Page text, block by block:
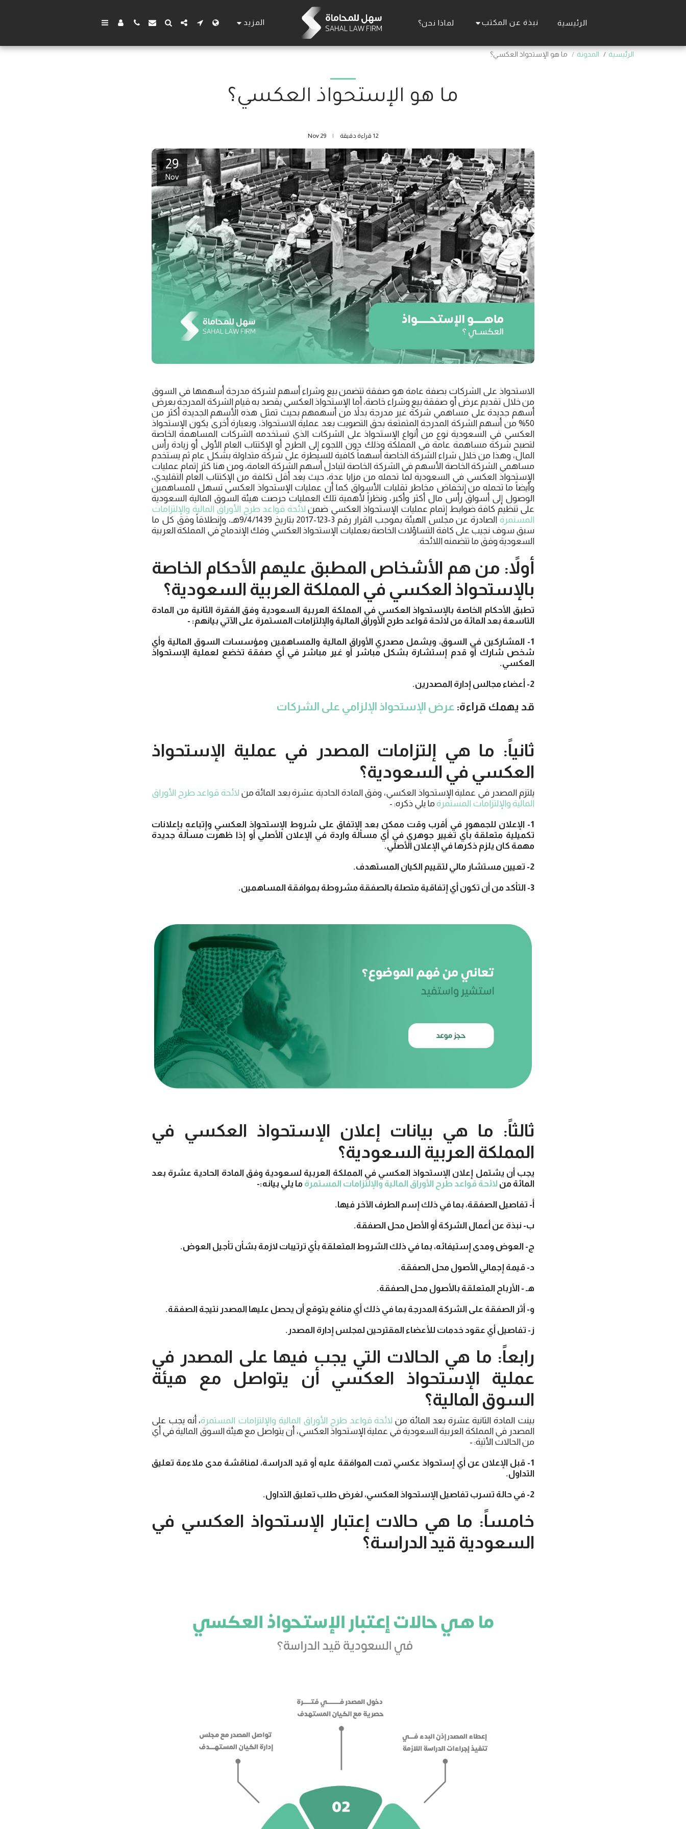
الرئيسية نبذة عن المكتب لماذا نحن؟ المزيد
الرئيسية المدونة ما هو الإستحواذ العكسي؟
ما هو الإستحواذ العكسي؟
12 قراءة دقيقة 29
Nov
29
Nov
الاستحواذ على الشركات بصفة عامة هو صفقة تتضمن بيع وشراء أسهم لشركة مدرجة أسهمها في السوق
من خلال تقديم عرض أو صفقة بيع وشراء خاصة، أما الإستحواذ العكسي يقصد به قيام الشركة المدرجة بعرض
أسهم جديدة على مساهمي شركة غير مدرجة بدلاً من أسهمهم بحيث تمثل هذه الأسهم الجديدة أكثر من
50% من أسهم الشركة المدرجة المتمتعة بحق التصويت بعد عملية الاستحواذ، وبعبارة أخرى يكون الإستحواذ
العكسي في السعودية نوع من أنواع الإستحواذ على الشركات الذي تستخدمه الشركات المساهمة الخاصة
لتصبح شركة مساهمة عامة في المملكة وذلك دون اللجوء إلى الطرح أو الإكتتاب العام الأولى أو زيادة رأس
المال، وهذا من خلال شراء الشركة الخاصة أسهماً كافية للسيطرة على شركة متداولة بشكل عام ثم يستخدم
مساهمي الشركة الخاصة الأسهم في الشركة الخاصة لتبادل أسهم الشركة العامة، ومن هنا كثر إتمام عمليات
الإستحواذ العكسي في السعودية لما تحمله من مزايا عدة، حيث يعد أقل تكلفة من الإكتتاب العام التقليدي،
وأيضاً ما تحمله من إنخفاض مخاطر تقلبات الأسواق كما أن عمليات الإستحواذ العكسي تسهل للمساهمين
الوصول إلى أسواق رأس مال أكثر وأكبر، ونظراً لأهمية تلك العمليات حرصت هيئة السوق المالية السعودية
على تنظيم كافة ضوابط إتمام عمليات الإستحواذ العكسي ضمن لائحة قواعد طرح الأوراق المالية والإلتزامات
المستمرة
الصادرة عن مجلس الهيئة بموجب القرار رقم 3-123-2017 بتاريخ 9/4/1439هـ، وإنطلاقاً وفق كل ما
سبق سوف نجيب على كافة التساؤلات الخاصة بعمليات الإستحواذ العكسي وفك الإندماج في المملكة العربية
السعودية وفق ما تتضمنه اللائحة.
أولاً: من هم الأشخاص المطبق عليهم الأحكام الخاصة
بالإستحواذ العكسي في المملكة العربية السعودية؟
تطبق الأحكام الخاصة بالإستحواذ العكسي في المملكة العربية السعودية وفق الفقرة الثانية من المادة
التاسعة بعد المائة من لائحة قواعد طرح الأوراق المالية والإلتزامات المستمرة على الآتي بيانهم: -
1- المشاركين في السوق، ويشمل مصدري الأوراق المالية والمساهمين ومؤسسات السوق المالية وأي
شخص شارك أو قدم إستشارة بشكل مباشر أو غير مباشر في أي صفقة تخضع لعملية الإستحواذ
العكسي.
2- أعضاء مجالس إدارة المصدرين.
قد يهمك قراءة: عرض الإستحواذ الإلزامي على الشركات
ثانياً: ما هي إلتزامات المصدر في عملية الإستحواذ
العكسي في السعودية؟
يلتزم المصدر في عملية الإستحواذ العكسي، وفق المادة الحادية عشرة بعد المائة من لائحة قواعد طرح الأوراق
المالية والإلتزامات المستمرة ما يلي ذكره: -
1- الإعلان للجمهور في أقرب وقت ممكن بعد الإتفاق على شروط الإستحواذ العكسي وإتباعه بإعلانات
تكميلية متعلقة بأي تغيير جوهري في أي مسألة واردة في الإعلان الأصلي أو إذا ظهرت مسألة جديدة
مهمة كان يلزم ذكرها في الإعلان الأصلي.
2- تعيين مستشار مالي لتقييم الكيان المستهدف.
3- التأكد من أن تكون أي إتفاقية متصلة بالصفقة مشروطة بموافقة المساهمين.
ثالثاً: ما هي بيانات إعلان الإستحواذ العكسي في
المملكة العربية السعودية؟
يجب أن يشتمل إعلان الإستحواذ العكسي في المملكة العربية لسعودية وفق المادة الحادية عشرة بعد
المائة من لائحة قواعد طرح الأوراق المالية والإلتزامات المستمرة ما يلي بيانه:-
أ- تفاصيل الصفقة، بما في ذلك إسم الطرف الآخر فيها.
ب- نبذة عن أعمال الشركة أو الأصل محل الصفقة.
ج- العوض ومدى إستيفائه، بما في ذلك الشروط المتعلقة بأي ترتيبات لازمة بشأن تأجيل العوض.
د- قيمة إجمالي الأصول محل الصفقة.
هـ - الأرباح المتعلقة بالأصول محل الصفقة.
و- أثر الصفقة على الشركة المدرجة بما في ذلك أي منافع يتوقع أن يحصل عليها المصدر نتيجة الصفقة.
ز- تفاصيل أي عقود خدمات للأعضاء المقترحين لمجلس إدارة المصدر.
رابعاً: ما هي الحالات التي يجب فيها على المصدر في
عملية الإستحواذ العكسي أن يتواصل مع هيئة
السوق المالية؟
بينت المادة الثانية عشرة بعد المائة من لائحة قواعد طرح الأوراق المالية والإلتزامات المستمرة، أنه يجب على
المصدر في المملكة العربية السعودية في عملية الإستحواذ العكسي، أن يتواصل مع هيئة السوق المالية في أي
من الحالات الأتية: -
1- قبل الإعلان عن أي إستحواذ عكسي تمت الموافقة عليه أو قيد الدراسة، لمناقشة مدى ملاءمة تعليق
التداول.
2- في حالة تسرب تفاصيل الإستحواذ العكسي، لغرض طلب تعليق التداول.
خامساً: ما هي حالات إعتبار الإستحواذ العكسي في
السعودية قيد الدراسة؟